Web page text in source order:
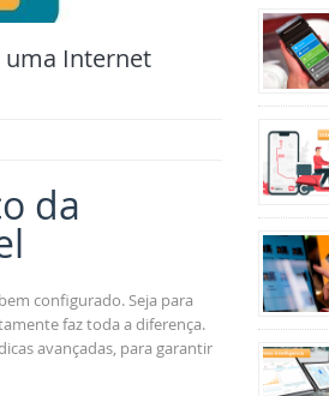
uma Internet
da
configurado. Seja para
faz toda a diferença.
avançadas, para garantir